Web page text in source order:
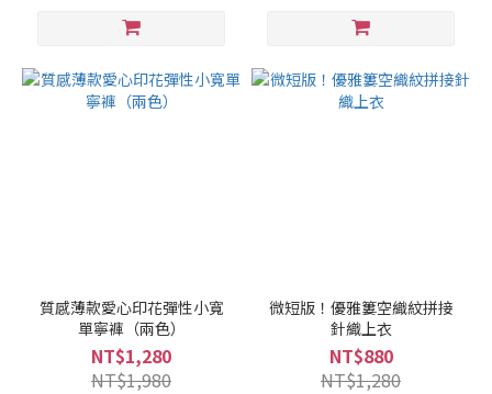
質感薄款愛心印花彈性小寬
單寧褲（兩色）
NT$1,280
NT$1,980
微短版！優雅簍空織紋拼接
針織上衣
NT$880
NT$1,280